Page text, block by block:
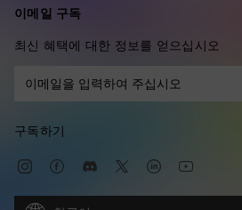
이메일 구독
최신 혜택에 대한 정보를 얻으십시오
구독하기